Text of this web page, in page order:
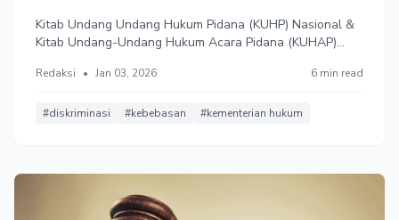
Kitab Undang Undang Hukum Pidana (KUHP) Nasional &
Kitab Undang-Undang Hukum Acara Pidana (KUHAP)
menganggap banyak pasal di dalamnya yang
mengerdilkan hak-hak minoritas.
Redaksi • Jan 03, 2026 6 min read
#diskriminasi #kebebasan #kementerian hukum